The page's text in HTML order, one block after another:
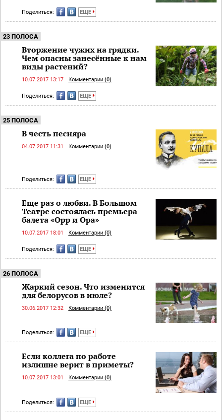
Поделиться: ЕЩЕ
23 ПОЛОСА
Вторжение чужих на грядки.
Чем опасны занесённые к нам
виды растений?
10.07.2017 13:17 Комментарии (0)
Поделиться: ЕЩЕ
25 ПОЛОСА
В честь песняра
04.07.2017 11:31 Комментарии (0)
Поделиться: ЕЩЕ
Еще раз о любви. В Большом
Театре состоялась премьера
балета «Орр и Ора»
10.07.2017 18:01 Комментарии (0)
Поделиться: ЕЩЕ
26 ПОЛОСА
Жаркий сезон. Что изменится
для белорусов в июле?
30.06.2017 12:32 Комментарии (0)
Поделиться: ЕЩЕ
Если коллега по работе
излишне верит в приметы?
10.07.2017 13:01 Комментарии (0)
Поделиться: ЕЩЕ